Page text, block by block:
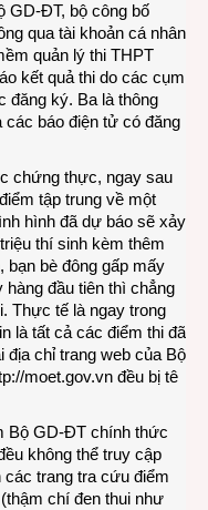
GD-ĐT, bộ công bố
qua tài khoản cá nhân
quản lý thi THPT
kết quả thi do các cụm
đăng ký. Ba là thông
báo điện tử có đăng
chứng thực, ngay sau
tập trung về một
hình đã dự báo sẽ xảy
thí sinh kèm thêm
bạn bè đông gấp mấy
đầu tiên thì chẳng
Thực tế là ngay trong
là tất cả các điểm thi đã
chỉ trang web của Bộ
moet.gov.vn đều bị tê
Bộ GD-ĐT chính thức
không thể truy cập
các trang tra cứu điểm
chí đen thui như